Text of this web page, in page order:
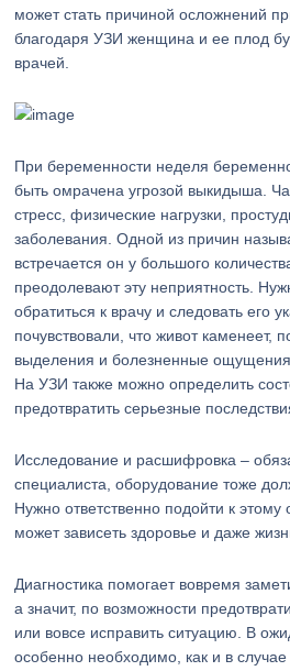
может стать причиной осложнений
благодаря УЗИ женщина и ее плод
врачей.
При беременности неделя
быть омрачена угрозой выкидыша.
стресс, физические нагрузки,
заболевания. Одной из причин
встречается он у большого
преодолевают эту неприятность.
обратиться к врачу и следовать его
почувствовали, что живот каменеет,
выделения и болезненные
На УЗИ также можно определить
предотвратить серьезные
Исследование и расшифровка –
специалиста, оборудование тоже
Нужно ответственно подойти к этому
может зависеть здоровье и даже
Диагностика помогает вовремя
а значит, по возможности
или вовсе исправить ситуацию. В
особенно необходимо, как и в